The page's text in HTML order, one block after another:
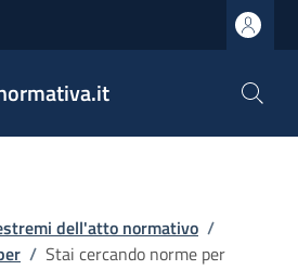
dell'atto normativo /
/ Stai cercando norme per